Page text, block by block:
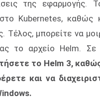
της εφαρμογής.
Kubernetes, καθώς
Τέλος, μπορείτε να
το αρχείο Helm.
το Helm 3,
και να